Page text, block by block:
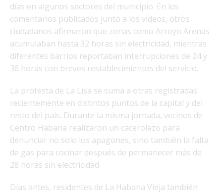
días en algunos sectores del municipio. En los
comentarios publicados junto a los videos, otros
ciudadanos afirmaron que zonas como Arroyo Arenas
acumulaban hasta 32 horas sin electricidad, mientras
diferentes barrios reportaban interrupciones de 24 y
36 horas con breves restablecimientos del servicio.
La protesta de La Lisa se suma a otras registradas
recientemente en distintos puntos de la capital y del
resto del país. Durante la misma jornada, vecinos de
Centro Habana realizaron un cacerolazo para
denunciar no solo los apagones, sino también la falta
de gas para cocinar después de permanecer más de
28 horas sin electricidad.
Días antes, residentes de La Habana Vieja también